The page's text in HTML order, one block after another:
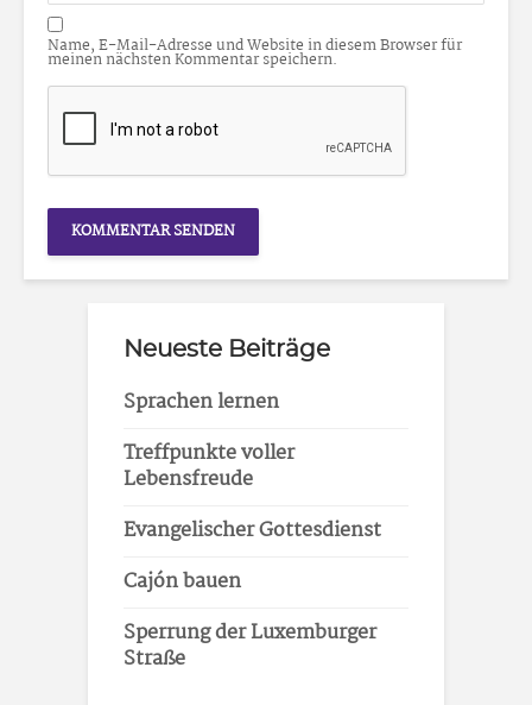
Name, E-Mail-Adresse und Website in diesem Browser für
meinen nächsten Kommentar speichern.
Neueste Beiträge
Sprachen lernen
Treffpunkte voller
Lebensfreude
Evangelischer Gottesdienst
Cajón bauen
Sperrung der Luxemburger
Straße